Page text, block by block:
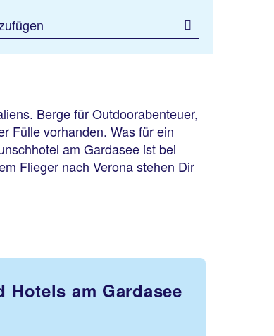
Berge für Outdoorabenteuer,
Fülle vorhanden. Was für ein
am Gardasee ist bei
Flieger nach Verona stehen Dir
am Gardasee